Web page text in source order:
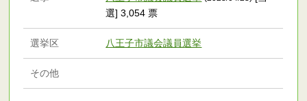
選] 3,054 票
選挙区 八王子市議会議員選挙
その他